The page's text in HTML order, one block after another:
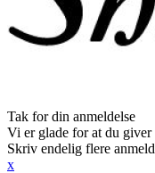
Tak for din anmeldelse
Vi er glade for at du
Skriv endelig flere
x